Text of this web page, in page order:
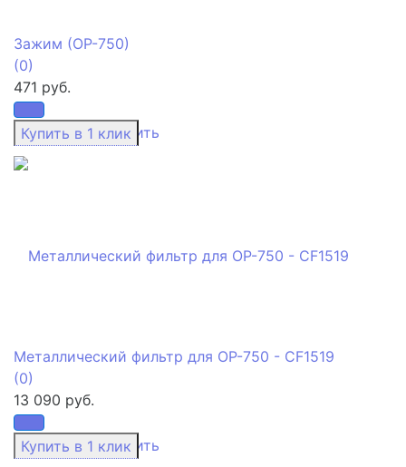
избранное сравнить
Зажим (ОР-750)
(0)
471 руб.
избранное сравнить
Металлический фильтр для ОР-750 - CF1519
(0)
13 090 руб.